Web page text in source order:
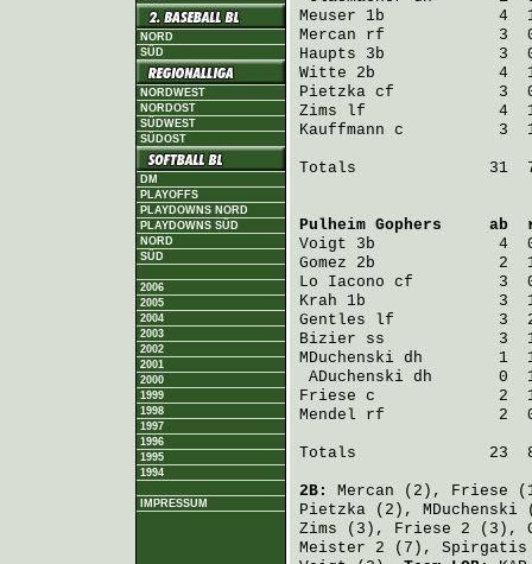
NORD
SÜD
NORDWEST
NORDOST
SÜDWEST
SÜDOST
DM
PLAYOFFS
PLAYDOWNS NORD
PLAYDOWNS SÜD
NORD
SÜD
2006
2005
2004
2003
2002
2001
2000
1999
1998
1997
1996
1995
1994
IMPRESSUM
Meuser 1b            4  1
Mercan rf            3  0
Haupts 3b            3  0
Witte 2b             4  1
Pietzka cf           3  0
Zims lf              4  1
Kauffmann c          3  1
Totals              31
Pulheim Gophers
ab
Voigt 3b             4  0
Gomez 2b             2  1
Lo Iacono cf         3  0
Krah 1b              3  1
Gentles lf           3  2
Bizier ss            3  1
MDuchenski dh        1
ADuchenski dh       0
Friese c             2  1
Mendel rf            2  0
Totals              23
2B: Mercan (2), Friese
Pietzka (2), MDuchenski
Zims (3), Friese 2 (3),
Meister 2 (7), Spirgatis